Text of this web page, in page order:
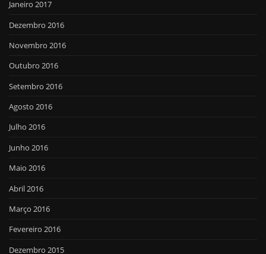
Janeiro 2017
Dezembro 2016
Novembro 2016
Outubro 2016
Setembro 2016
Agosto 2016
Julho 2016
Junho 2016
Maio 2016
Abril 2016
Março 2016
Fevereiro 2016
Dezembro 2015